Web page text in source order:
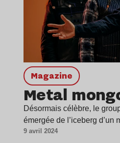
magazine
Metal
Désormais célèbre, le
émergée de l’iceberg d’un
9 avril 2024